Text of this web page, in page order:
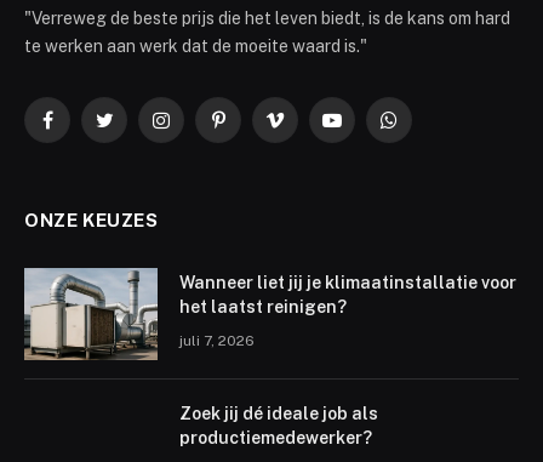
"Verreweg de beste prijs die het leven biedt, is de kans om hard
te werken aan werk dat de moeite waard is."
FacebookTwitterInstagramPinterestVimeo YouTubeWhatsApp
ONZE KEUZES
Wanneer liet jij je klimaatinstallatie voor
het laatst reinigen?
juli 7, 2026
Zoek jij dé ideale job als
productiemedewerker?